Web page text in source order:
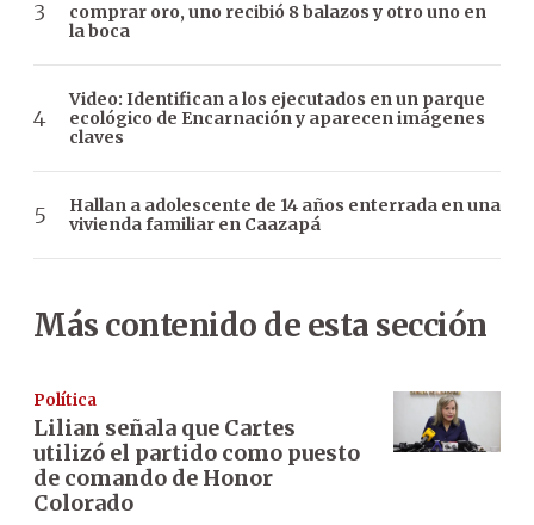
comprar oro, uno recibió 8 balazos y otro uno en
la boca
Video: Identifican a los ejecutados en un parque
ecológico de Encarnación y aparecen imágenes
claves
Hallan a adolescente de 14 años enterrada en una
vivienda familiar en Caazapá
Más contenido de esta sección
Política
Lilian señala que Cartes
utilizó el partido como puesto
de comando de Honor
Colorado